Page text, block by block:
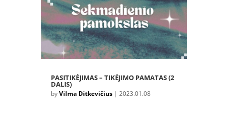
PASITIKĖJIMAS – TIKĖJIMO PAMATAS (2
DALIS)
byVilma Ditkevičius| 2023.01.08